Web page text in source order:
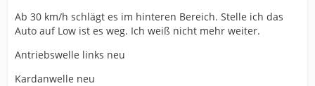
Ab 30 km/h schlägt es im hinteren Bereich. Stelle ich das
Auto auf Low ist es weg. Ich weiß nicht mehr weiter.
Antriebswelle links neu
Kardanwelle neu